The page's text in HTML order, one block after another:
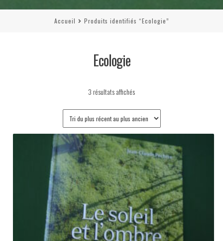
Accueil Produits identifiés “Ecologie”
Ecologie
3 résultats affichésTrié
plus
récent
au
plus
ancien